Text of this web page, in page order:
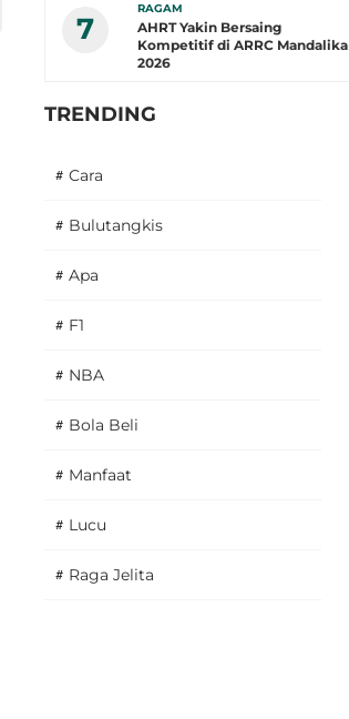
7
RAGAM
AHRT Yakin Bersaing
Kompetitif di ARRC Mandalika
2026
TRENDING
# Cara
# Bulutangkis
# Apa
# F1
# NBA
# Bola Beli
# Manfaat
# Lucu
# Raga Jelita